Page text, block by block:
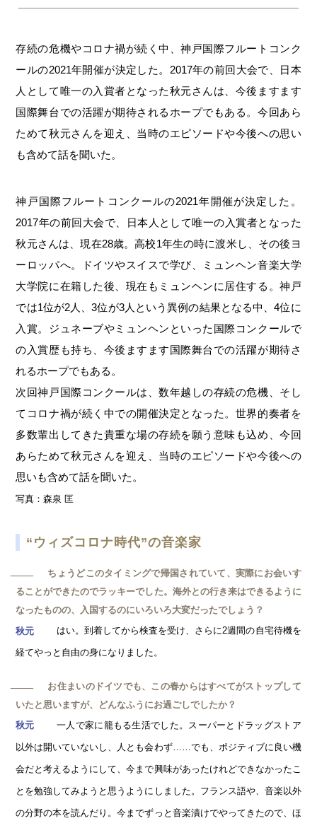
存続の危機やコロナ禍が続く中、神戸国際フルートコンク
ールの2021年開催が決定した。2017年の前回大会で、日本
人として唯一の入賞者となった秋元さんは、今後ますます
国際舞台での活躍が期待されるホープでもある。今回あら
ためて秋元さんを迎え、当時のエピソードや今後への思い
も含めて話を聞いた。
神戸国際フルートコンクールの2021年開催が決定した。
2017年の前回大会で、日本人として唯一の入賞者となった
秋元さんは、現在28歳。高校1年生の時に渡米し、その後ヨ
ーロッパへ。ドイツやスイスで学び、ミュンヘン音楽大学
大学院に在籍した後、現在もミュンヘンに居住する。神戸
では1位が2人、3位が3人という異例の結果となる中、4位に
入賞。ジュネーブやミュンヘンといった国際コンクールで
の入賞歴も持ち、今後ますます国際舞台での活躍が期待さ
れるホープでもある。
次回神戸国際コンクールは、数年越しの存続の危機、そし
てコロナ禍が続く中での開催決定となった。世界的奏者を
多数輩出してきた貴重な場の存続を願う意味も込め、今回
あらためて秋元さんを迎え、当時のエピソードや今後への
思いも含めて話を聞いた。
写真：森泉 匡
“ウィズコロナ時代”の音楽家
─
ちょうどこのタイミングで帰国されていて、実際にお会いす
ることができたのでラッキーでした。海外との行き来はできるように
なったものの、入国するのにいろいろ大変だったでしょう？
秋元
はい。到着してから検査を受け、さらに2週間の自宅待機を
経てやっと自由の身になりました。
─
お住まいのドイツでも、この春からはすべてがストップして
いたと思いますが、どんなふうにお過ごしでしたか？
秋元
一人で家に籠もる生活でした。スーパーとドラッグストア
以外は開いていないし、人とも会わず……でも、ポジティブに良い機
会だと考えるようにして、今まで興味があったけれどできなかったこ
とを勉強してみようと思うようにしました。フランス語や、音楽以外
の分野の本を読んだり。今までずっと音楽漬けでやってきたので、ほ